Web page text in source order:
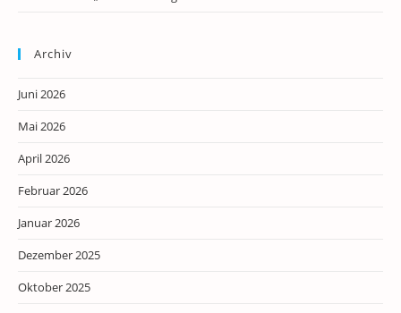
Archiv
Juni 2026
Mai 2026
April 2026
Februar 2026
Januar 2026
Dezember 2025
Oktober 2025